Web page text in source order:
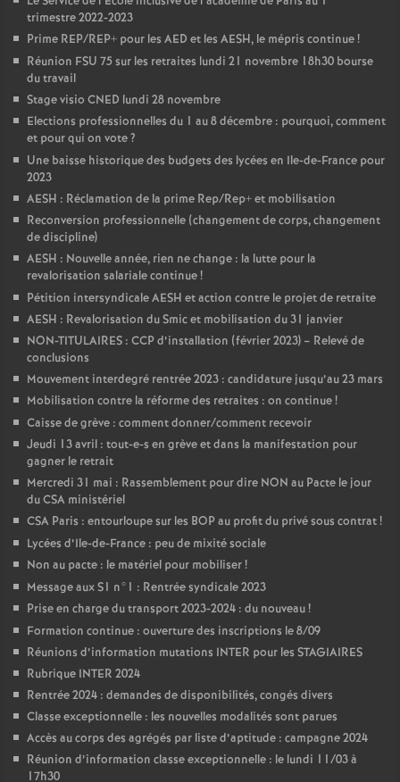
trimestre 2022-2023
Prime REP/REP+ pour les AED et les AESH, le mépris continue!
Réunion FSU 75 sur les retraites lundi 21 novembre 18h30 bourse
du travail
Stage visio CNED lundi 28 novembre
Elections professionnelles du 1 au 8 décembre : pourquoi, comment
et pour qui on vote?
Une baisse historique des budgets des lycées en Ile-de-France pour
2023
AESH : Réclamation de la prime Rep/Rep+ et mobilisation
Reconversion professionnelle (changement de corps, changement
de discipline)
AESH : Nouvelle année, rien ne change : la lutte pour la
revalorisation salariale continue!
Pétition intersyndicale AESH et action contre le projet de retraite
AESH : Revalorisation du Smic et mobilisation du 31 janvier
NON-TITULAIRES : CCP d’installation (février 2023) – Relevé de
conclusions
Mouvement interdegré rentrée 2023 : candidature jusqu’au 23 mars
Mobilisation contre la réforme des retraites : on continue!
Caisse de grève : comment donner/comment recevoir
Jeudi 13 avril : tout-e-s en grève et dans la manifestation pour
gagner le retrait
Mercredi 31 mai : Rassemblement pour dire NON au Pacte le jour
du CSA ministériel
CSA Paris : entourloupe sur les BOP au profit du privé sous contrat!
Lycées d’Ile-de-France : peu de mixité sociale
Non au pacte : le matériel pour mobiliser!
Message aux S1 n°1 : Rentrée syndicale 2023
Prise en charge du transport 2023-2024 : du nouveau!
Formation continue : ouverture des inscriptions le 8/09
Réunions d’information mutations INTER pour les STAGIAIRES
Rubrique INTER 2024
Rentrée 2024 : demandes de disponibilités, congés divers
Classe exceptionnelle : les nouvelles modalités sont parues
Accès au corps des agrégés par liste d’aptitude : campagne 2024
Réunion d’information classe exceptionnelle : le lundi 11/03 à
17h30